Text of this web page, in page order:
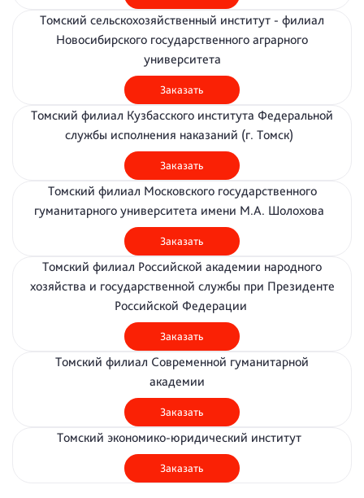
Томский сельскохозяйственный институт - филиал
Новосибирского государственного аграрного
университета
Заказать
Томский филиал Кузбасского института Федеральной
службы исполнения наказаний (г. Томск)
Заказать
Томский филиал Московского государственного
гуманитарного университета имени М.А. Шолохова
Заказать
Томский филиал Российской академии народного
хозяйства и государственной службы при Президенте
Российской Федерации
Заказать
Томский филиал Современной гуманитарной
академии
Заказать
Томский экономико-юридический институт
Заказать